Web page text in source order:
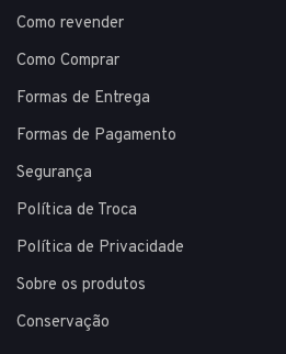
Como revender
Como Comprar
Formas de Entrega
Formas de Pagamento
Segurança
Política de Troca
Política de Privacidade
Sobre os produtos
Conservação